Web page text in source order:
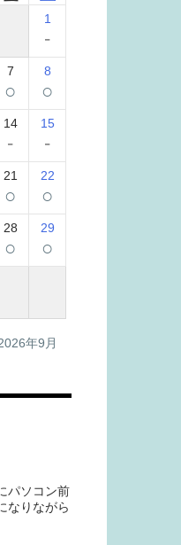
1
-
7
○
8
○
14
-
15
-
21
○
22
○
28
○
29
○
年9月
パソコン前
なりながら